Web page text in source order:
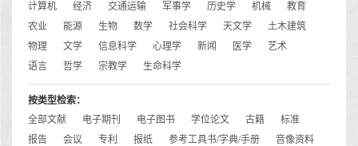
计算机
经济 交通运输 军事学 历史学 机械
教育
农业
能源 生物 数学 社会科学 天文学
土木建筑
物理
文学 信息科学 心理学 新闻 医学
艺术
语言
哲学 宗教学 生命科学
按类型检索：
全部文献
电子期刊 电子图书 学位论文 古籍
标准
报告
会议 专利 报纸 参考工具书/字典/手册
音像资料